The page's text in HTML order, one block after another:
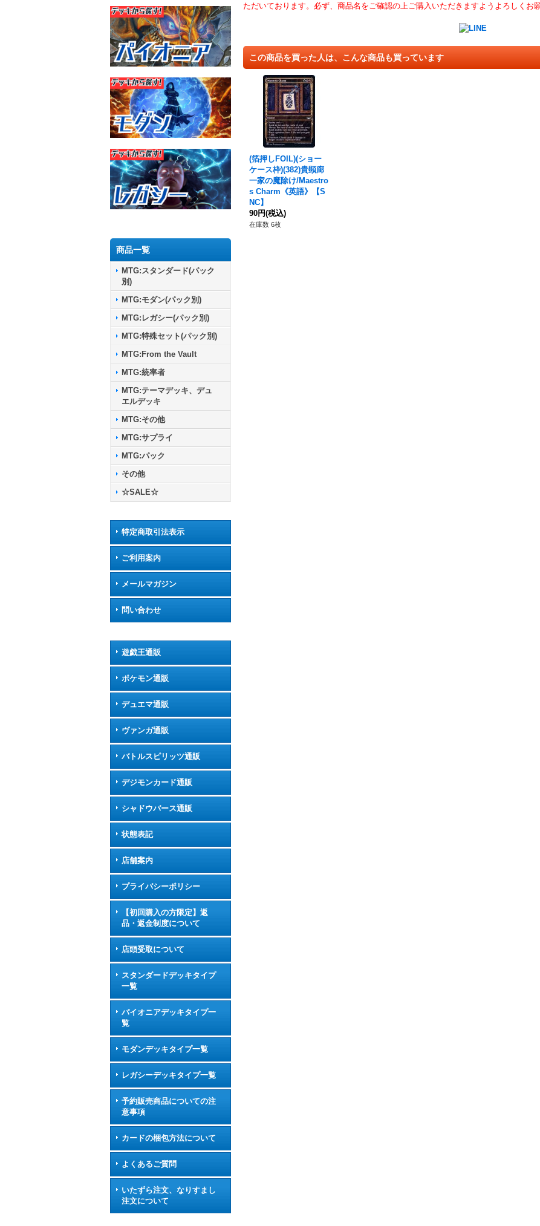
商品一覧
MTG:スタンダード(パック
別)
MTG:モダン(パック別)
MTG:レガシー(パック別)
MTG:特殊セット(パック別)
MTG:From the Vault
MTG:統率者
MTG:テーマデッキ、デュ
エルデッキ
MTG:その他
MTG:サプライ
MTG:パック
その他
☆SALE☆
特定商取引法表示
ご利用案内
メールマガジン
問い合わせ
遊戯王通販
ポケモン通販
デュエマ通販
ヴァンガ通販
バトルスピリッツ通販
デジモンカード通販
シャドウバース通販
状態表記
店舗案内
プライバシーポリシー
【初回購入の方限定】返
品・返金制度について
店頭受取について
スタンダードデッキタイプ
一覧
パイオニアデッキタイプ一
覧
モダンデッキタイプ一覧
レガシーデッキタイプ一覧
予約販売商品についての注
意事項
カードの梱包方法について
よくあるご質問
いたずら注文、なりすまし
注文について
ただいております。必ず、商品名をご確認の上ご購入いただきますようよろしくお
この商品を買った人は、こんな商品も買っています
(箔押しFOIL)(ショー
ケース枠)(382)貴顕廊
一家の魔除け/Maestro
s Charm《英語》【S
NC】
90円(税込)
在庫数 6枚